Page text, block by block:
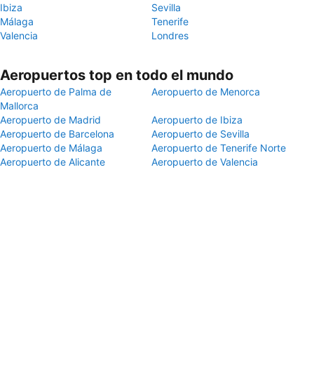
Ibiza
Sevilla
Málaga
Tenerife
Valencia
Londres
Aeropuertos top en todo el mundo
Aeropuerto de Palma de
Mallorca
Aeropuerto de Menorca
Aeropuerto de Madrid
Aeropuerto de Ibiza
Aeropuerto de Barcelona
Aeropuerto de Sevilla
Aeropuerto de Málaga
Aeropuerto de Tenerife Norte
Aeropuerto de Alicante
Aeropuerto de Valencia